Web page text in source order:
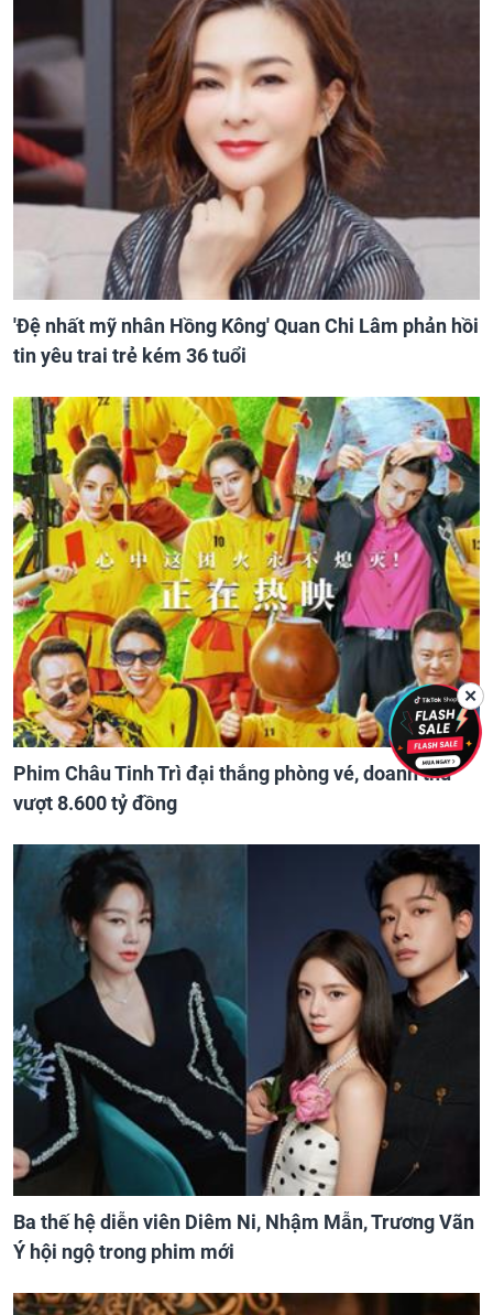
'Đệ nhất mỹ nhân Hồng Kông' Quan Chi Lâm phản hồi
tin yêu trai trẻ kém 36 tuổi
Phim Châu Tinh Trì đại thắng phòng vé, doanh thu
vượt 8.600 tỷ đồng
Ba thế hệ diễn viên Diêm Ni, Nhậm Mẫn, Trương Vãn
Ý hội ngộ trong phim mới
✕